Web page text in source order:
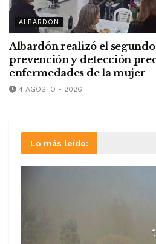
ALBARDON
Albardón realizó el
prevención y detección
enfermedades de la mujer
4 AGOSTO - 2026
Lo más leído: